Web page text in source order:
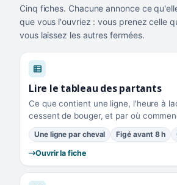
Cinq fiches. Chacune annonce ce
que vous l'ouvriez : vous prenez celle
vous laissez les autres fermées.
Lire le tableau des partants
Ce que contient une ligne, l'heure à
cessent de bouger, et par où
Une ligne par cheval Figé avant 8 h
Ouvrir la fiche